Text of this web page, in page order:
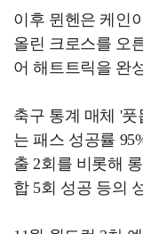
이후 뮌헨은 케인
올린 크로스를 오
어 해트트릭을 완
축구 통계 매체 '
는 패스 성공률
출 2회를 비롯해
합 5회 성공 등의